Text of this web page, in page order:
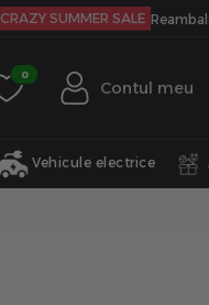
CRAZY SUMMER SALE
0
Contul meu
Vehicule electrice